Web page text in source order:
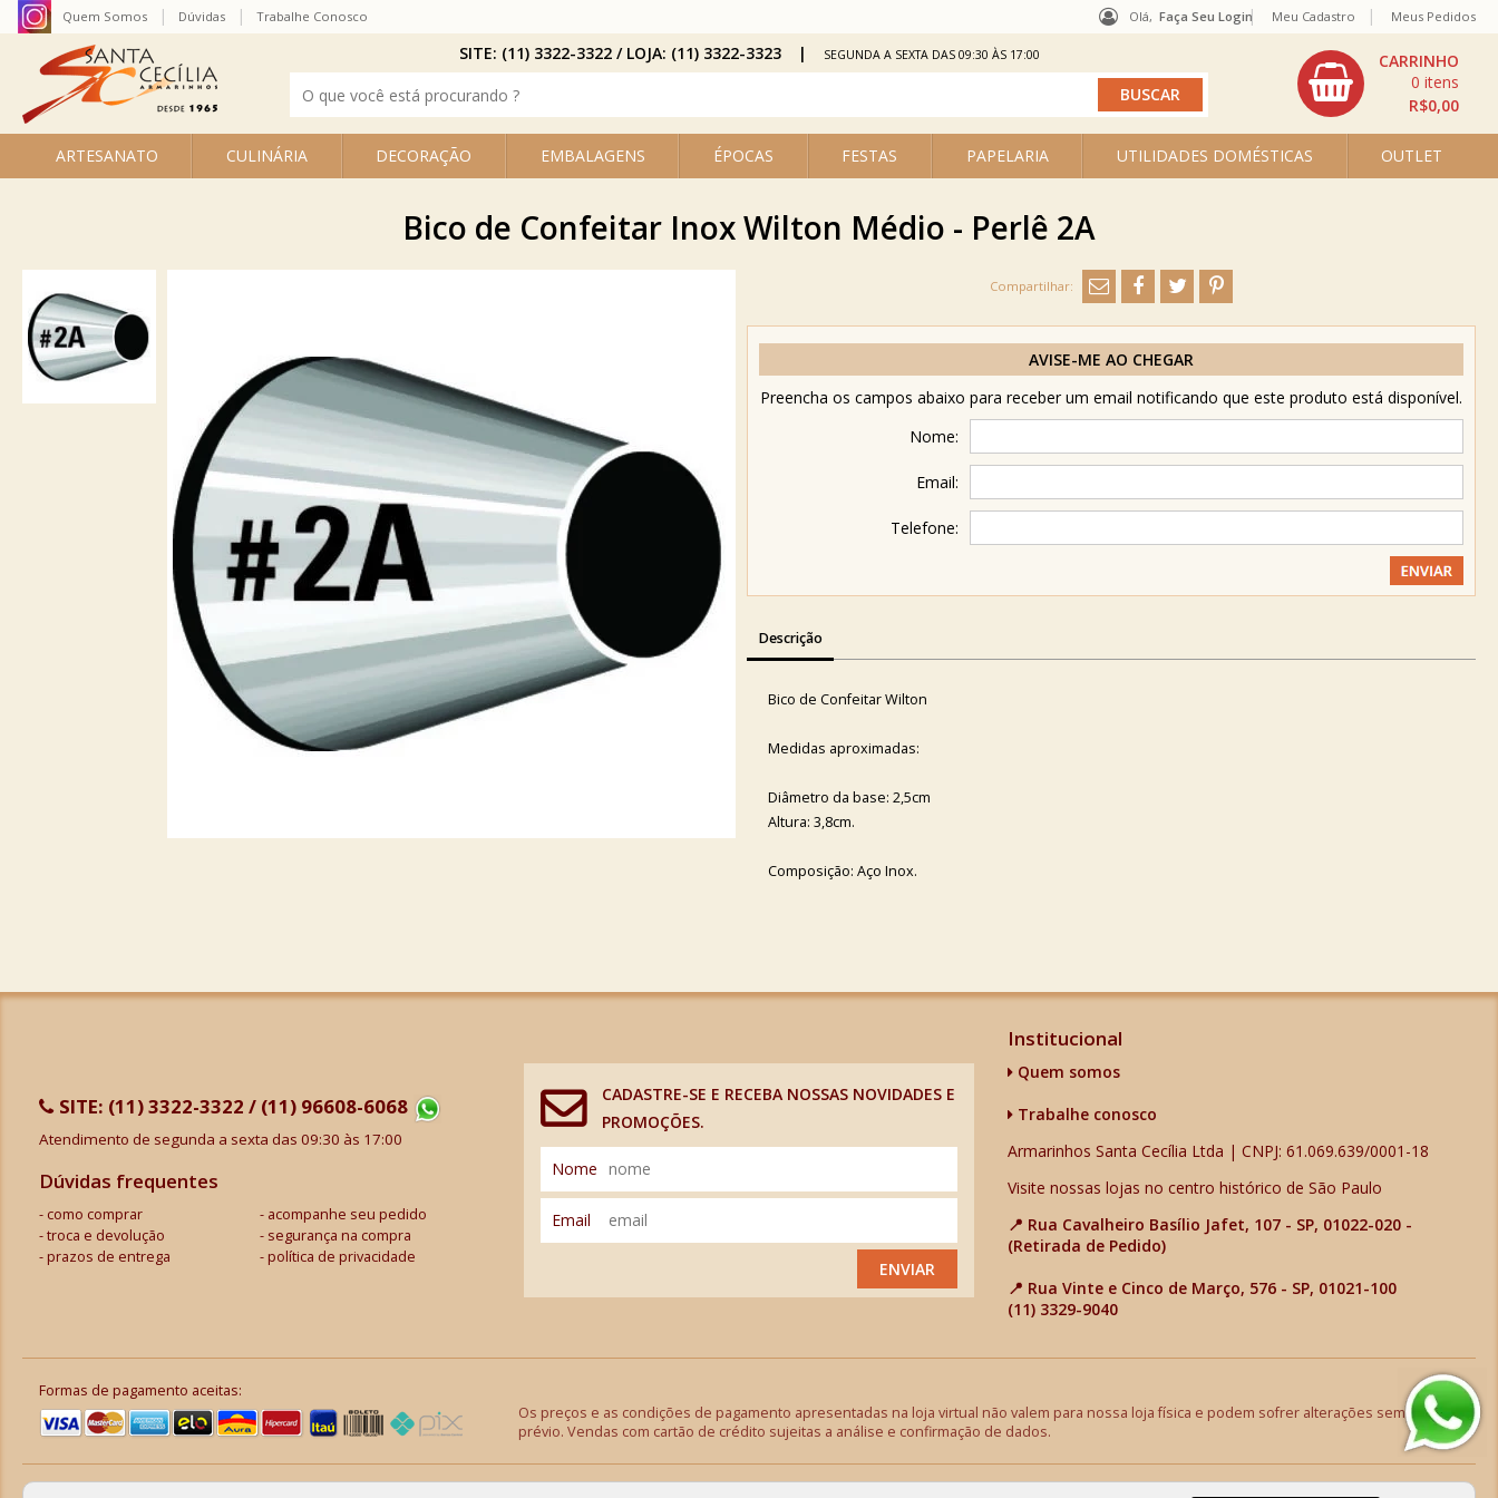
Olá, Faça Seu Login
ARTESANATO CULINÁRIA DECORAÇÃO EMBALAGENS ÉPOCAS FESTAS PAPELARIA UTILIDADES DOMÉSTICAS OUTLET
R$0,00
0
Quem Somos Dúvidas Trabalhe Conosco Meu Cadastro Meus Pedidos
SITE: (11) 3322-3322 / LOJA: (11) 3322-3323 SEGUNDA A SEXTA DAS 09:30 ÀS 17:00
Bico de Confeitar Inox Wilton Médio - Perlê 2A
AVISE-ME AO CHEGAR
Preencha os campos abaixo para receber um email notificando que este produto está disponível.
Nome:
Email:
Telefone:
Descrição
Bico de Confeitar Wilton
Medidas aproximadas:
Diâmetro da base: 2,5cm
Altura: 3,8cm.
Composição: Aço Inox.
SITE: (11) 3322-3322 / (11) 96608-6068
Atendimento de segunda a sexta das 09:30 às 17:00
Dúvidas frequentes
como comprar
acompanhe seu pedido
troca e devolução
segurança na compra
prazos de entrega
política de privacidade
CADASTRE-SE E RECEBA NOSSAS NOVIDADES E
PROMOÇÕES.
Nome
Email
ENVIAR
Institucional
Quem somos
Trabalhe conosco
Armarinhos Santa Cecília Ltda | CNPJ: 61.069.639/0001-18
Visite nossas lojas no centro histórico de São Paulo
📍 Rua Cavalheiro Basílio Jafet, 107 - SP, 01022-020 -
(Retirada de Pedido)
📍 Rua Vinte e Cinco de Março, 576 - SP, 01021-100
(11) 3329-9040
Formas de pagamento aceitas:
Os preços e as condições de pagamento apresentadas na loja virtual não valem para nossa loja física e podem sofrer alterações sem aviso
prévio. Vendas com cartão de crédito sujeitas a análise e confirmação de dados.